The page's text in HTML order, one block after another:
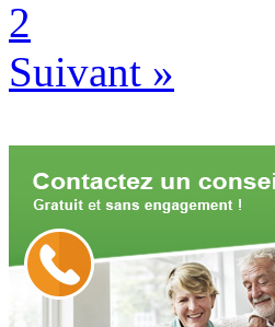
2
Suivant »